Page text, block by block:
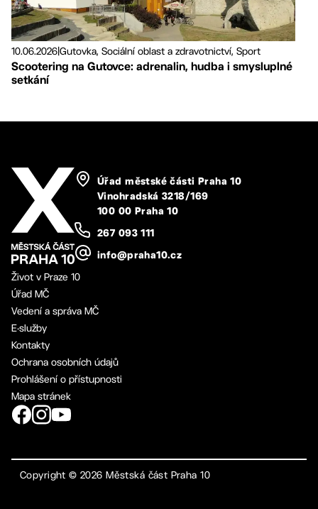
10.06.2026Gutovka, Sociální oblast a zdravotnictví, Sport
Scootering na Gutovce: adrenalin, hudba i smysluplné
setkání
Úřad městské části Praha 10
Vinohradská 3218/169
100 00 Praha 10
267 093 111
info@praha10.cz
Život v Praze 10
Úřad MČ
Vedení a správa MČ
E-služby
Kontakty
Ochrana osobních údajů
Prohlášení o přístupnosti
Mapa stránek
Copyright ©2026 Městská část Praha 10